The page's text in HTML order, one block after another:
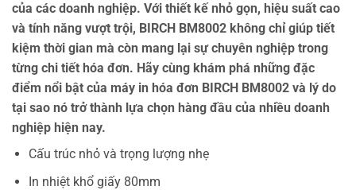
của các doanh nghiệp. Với thiết kế nhỏ gọn, hiệu suất cao
và tính năng vượt trội, BIRCH BM8002 không chỉ giúp tiết
kiệm thời gian mà còn mang lại sự chuyên nghiệp trong
từng chi tiết hóa đơn. Hãy cùng khám phá những đặc
điểm nổi bật của máy in hóa đơn BIRCH BM8002 và lý do
tại sao nó trở thành lựa chọn hàng đầu của nhiều doanh
nghiệp hiện nay.
Cấu trúc nhỏ và trọng lượng nhẹ
In nhiệt khổ giấy 80mm